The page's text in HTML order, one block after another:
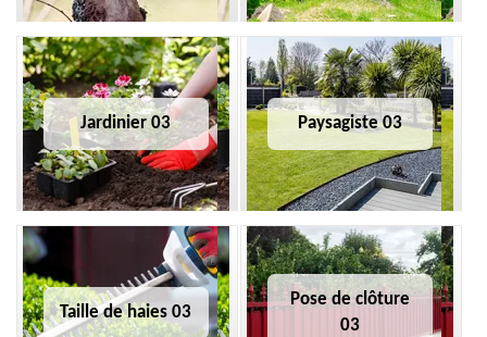
Jardinier 03 Paysagiste 03
Taille de haies 03
Pose de clôture
03